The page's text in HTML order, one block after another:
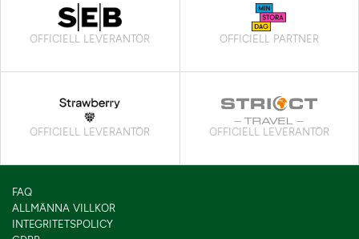
OFFICIELL LEVERANTÖR OFFICIELL PARTNER
OFFICIELL LEVERANTÖR OFFICIELL LEVERANTÖR
FAQ
ALLMÄNNA VILLKOR
INTEGRITETSPOLICY